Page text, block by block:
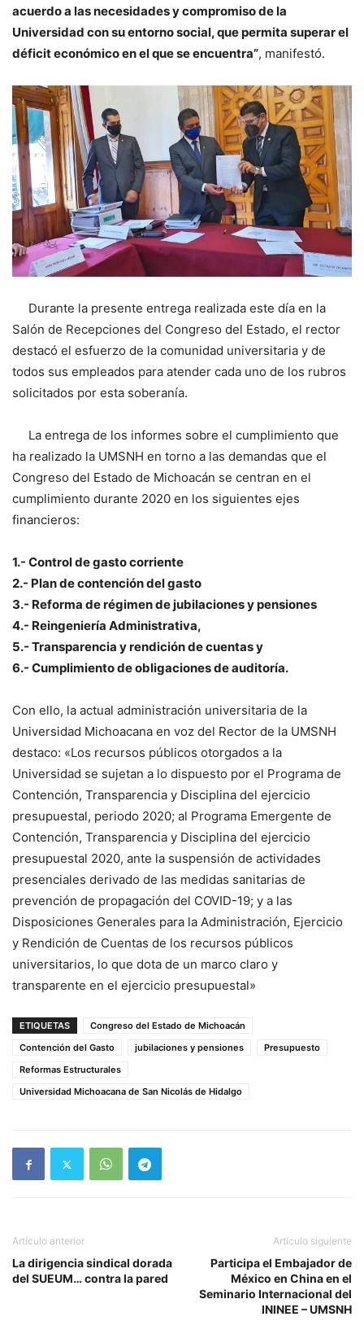
acuerdo a las necesidades y compromiso de la
Universidad con su entorno social, que permita superar el
déficit económico en el que se encuentra”, manifestó.
Durante la presente entrega realizada este día en la
Salón de Recepciones del Congreso del Estado, el rector
destacó el esfuerzo de la comunidad universitaria y de
todos sus empleados para atender cada uno de los rubros
solicitados por esta soberanía.
La entrega de los informes sobre el cumplimiento que
ha realizado la UMSNH en torno a las demandas que el
Congreso del Estado de Michoacán se centran en el
cumplimiento durante 2020 en los siguientes ejes
financieros:
1.- Control de gasto corriente
2.- Plan de contención del gasto
3.- Reforma de régimen de jubilaciones y pensiones
4.- Reingeniería Administrativa,
5.- Transparencia y rendición de cuentas y
6.- Cumplimiento de obligaciones de auditoría.
Con ello, la actual administración universitaria de la
Universidad Michoacana en voz del Rector de la UMSNH
destaco: «Los recursos públicos otorgados a la
Universidad se sujetan a lo dispuesto por el Programa de
Contención, Transparencia y Disciplina del ejercicio
presupuestal, periodo 2020; al Programa Emergente de
Contención, Transparencia y Disciplina del ejercicio
presupuestal 2020, ante la suspensión de actividades
presenciales derivado de las medidas sanitarias de
prevención de propagación del COVID-19; y a las
Disposiciones Generales para la Administración, Ejercicio
y Rendición de Cuentas de los recursos públicos
universitarios, lo que dota de un marco claro y
transparente en el ejercicio presupuestal»
ETIQUETAS
Congreso del Estado de Michoacán
Contención del Gasto
jubilaciones y pensiones
Presupuesto
Reformas Estructurales
Universidad Michoacana de San Nicolás de Hidalgo
Artículo anterior
La dirigencia sindical dorada
del SUEUM… contra la pared
Artículo siguiente
Participa el Embajador de
México en China en el
Seminario Internacional del
ININEE – UMSNH